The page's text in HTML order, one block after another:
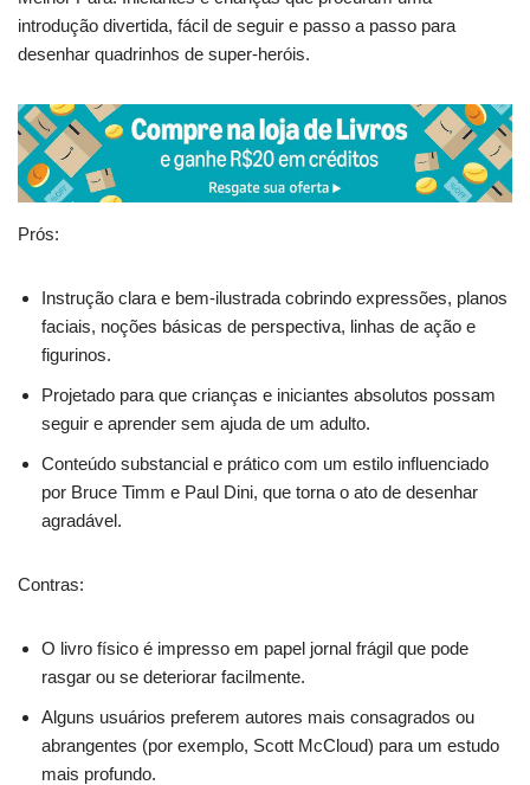
introdução divertida, fácil de seguir e passo a passo para
desenhar quadrinhos de super-heróis.
Prós:
Instrução clara e bem-ilustrada cobrindo expressões, planos
faciais, noções básicas de perspectiva, linhas de ação e
figurinos.
Projetado para que crianças e iniciantes absolutos possam
seguir e aprender sem ajuda de um adulto.
Conteúdo substancial e prático com um estilo influenciado
por Bruce Timm e Paul Dini, que torna o ato de desenhar
agradável.
Contras:
O livro físico é impresso em papel jornal frágil que pode
rasgar ou se deteriorar facilmente.
Alguns usuários preferem autores mais consagrados ou
abrangentes (por exemplo, Scott McCloud) para um estudo
mais profundo.